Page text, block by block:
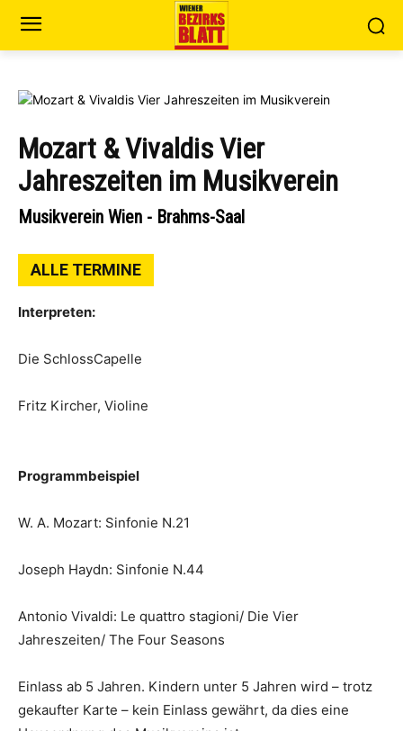
Mozart & Vivaldis Vier
Jahreszeiten im Musikverein
Musikverein Wien - Brahms-Saal
ALLE TERMINE
Interpreten:
Die SchlossCapelle
Fritz Kircher, Violine
Programmbeispiel
W. A. Mozart: Sinfonie N.21
Joseph Haydn: Sinfonie N.44
Antonio Vivaldi: Le quattro stagioni/ Die Vier
Jahreszeiten/ The Four Seasons
Einlass ab 5 Jahren. Kindern unter 5 Jahren wird – trotz
gekaufter Karte – kein Einlass gewährt, da dies eine